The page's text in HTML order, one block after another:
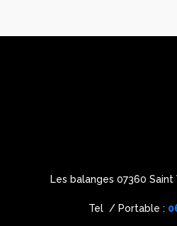
Les balanges 07360
Tel / Portable :